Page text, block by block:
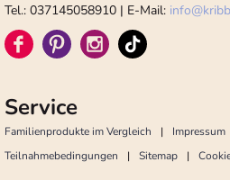
Tel.: 037145058910 | E-Mail: info@
Service
Familienprodukte im Vergleich Impressum
Teilnahmebedingungen
Sitemap